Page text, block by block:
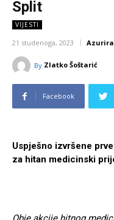
Split
VIJESTI
21 studenoga, 2023
By Zlatko Šoštarić
Facebook
Uspješno izvršene
za hitan medicinski